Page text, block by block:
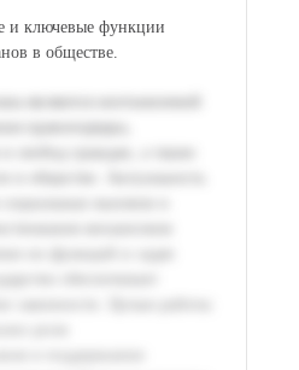
и ключевые функции
в обществе.